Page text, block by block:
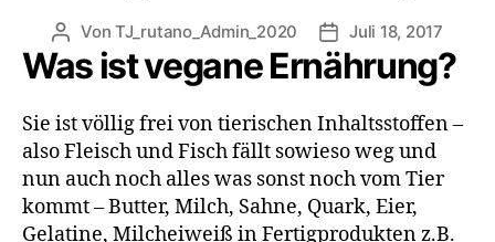
VonTJ_rutano_Admin_2020 Juli 18, 2017
Was ist vegane Ernährung?
Sie ist völlig frei von tierischen Inhaltsstoffen –
also Fleisch und Fisch fällt sowieso weg und
nun auch noch alles was sonst noch vom Tier
kommt – Butter, Milch, Sahne, Quark, Eier,
Gelatine, Milcheiweiß in Fertigprodukten z.B.